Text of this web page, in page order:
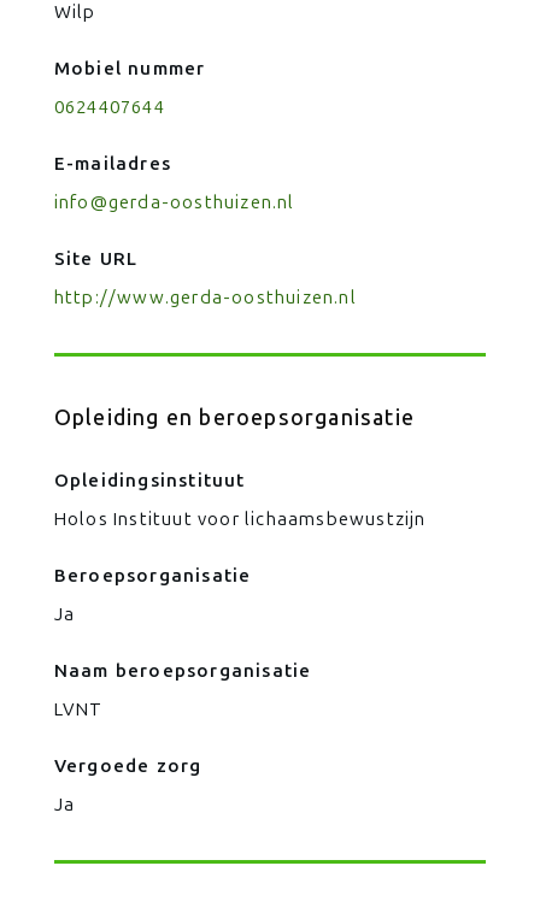
Wilp
Mobiel nummer
0624407644
E-mailadres
info@gerda-oosthuizen.nl
Site URL
http://www.gerda-oosthuizen.nl
Opleiding en beroepsorganisatie
Opleidingsinstituut
Holos Instituut voor lichaamsbewustzijn
Beroepsorganisatie
Ja
Naam beroepsorganisatie
LVNT
Vergoede zorg
Ja